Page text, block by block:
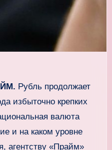
Рубль продолжает
избыточно крепких
валюта
и на каком уровне
агентству «Прайм»